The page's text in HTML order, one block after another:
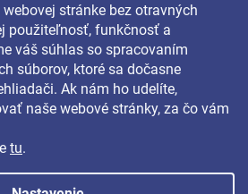
stránke bez otravných
použiteľnosť, funkčnosť a
váš súhlas so spracovaním
súborov, ktoré sa dočasne
Ak nám ho udelíte,
naše webové stránky, za čo vám
tu.
sledujte na: